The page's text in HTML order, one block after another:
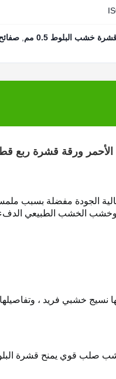
خشب البلوط 0.5 مم صفائح
الجودة مفضلة بسبب ملمسها
وخشب الخشب الطبيعي
خشبي فريد ،
صلب قوي يمنح قشرة